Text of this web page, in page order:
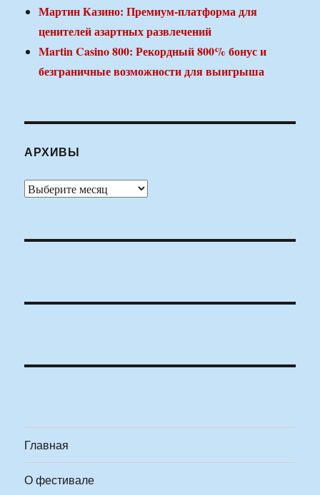
Мартин Казино: Премиум-платформа для
ценителей азартных развлечений
Martin Casino 800: Рекордный 800% бонус и
безграничные возможности для выигрыша
АРХИВЫ
Архивы
Главная
О фестивале